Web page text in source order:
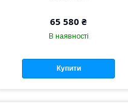
65 580 ₴
В наявності
Купити